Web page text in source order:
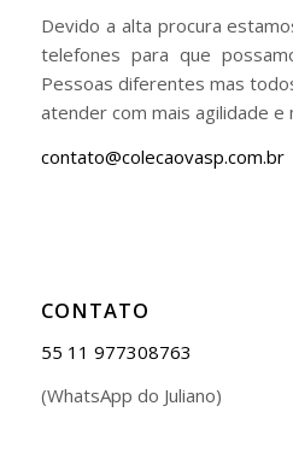
Devido a alta procura
telefones para que
Pessoas diferentes mas
atender com mais agilidade e
contato@colecaovasp.com.br
CONTATO
55 11 977308763
(WhatsApp do Juliano)